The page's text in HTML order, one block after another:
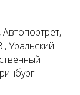
Уральский